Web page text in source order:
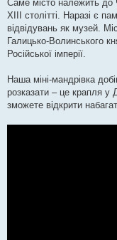
Саме місто належить до
XIII столітті. Наразі є
відвідувань як музей.
Галицько-Волинського
Російської імперії.
Наша міні-мандрівка
розказати – це крапля у
зможете відкрити